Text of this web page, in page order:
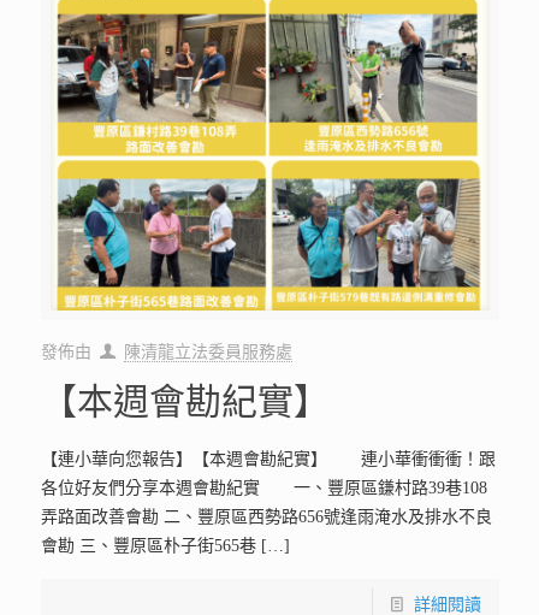
發佈由 陳清龍立法委員服務處
【本週會勘紀實】
【連小華向您報告】【本週會勘紀實】 連小華衝衝衝！跟
各位好友們分享本週會勘紀實 一、豐原區鎌村路39巷108
弄路面改善會勘 二、豐原區西勢路656號逢雨淹水及排水不良
會勘 三、豐原區朴子街565巷[…]
詳細閱讀